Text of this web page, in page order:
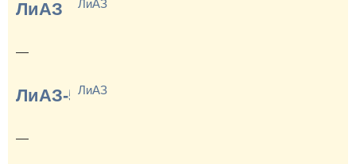
ЛиАЗ ЛиАЗ
—
ЛиАЗ-5256
ЛиАЗ
—